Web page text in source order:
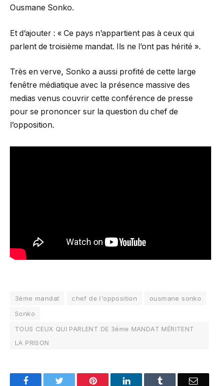
Ousmane Sonko.
Et d’ajouter : « Ce pays n’appartient pas à ceux qui
parlent de troisième mandat. Ils ne l’ont pas hérité ».
Très en verve, Sonko a aussi profité de cette large
fenêtre médiatique avec la présence massive des
medias venus couvrir cette conférence de presse
pour se prononcer sur la question du chef de
l’opposition.
3ème mandat chef de l'opposition
ousmane sonko
Sonko
TOUS CEUX QUI PARLENT DE 3éme MANDAT MÉRITENT
LA PRISON
FacebookTwitter Pinterest LinkedInTumblr Email